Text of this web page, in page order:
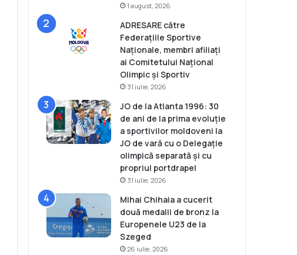
1 august, 2026
ADRESARE către
Federațiile Sportive
Naționale, membri afiliați
ai Comitetului Național
Olimpic și Sportiv
31 iulie, 2026
JO de la Atlanta 1996: 30
de ani de la prima evoluție
a sportivilor moldoveni la
JO de vară cu o Delegație
olimpică separată și cu
propriul portdrapel
31 iulie, 2026
Mihai Chihaia a cucerit
două medalii de bronz la
Europenele U23 de la
Szeged
26 iulie, 2026